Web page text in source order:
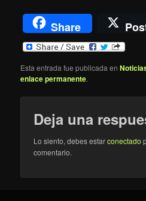
Share
Esta entrada fue publicada en
enlace permanente.
Deja una
Lo siento, debes estarconectado
comentario.